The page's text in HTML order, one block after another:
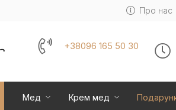
Про нас
+38096 165 50 30
Мед Крем мед